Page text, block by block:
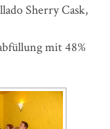
Sherry Cask,
mit 48%